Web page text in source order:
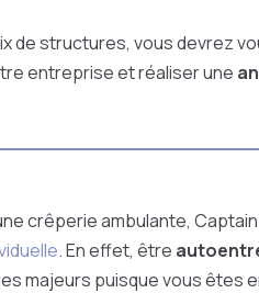
de structures, vous devrez
entreprise et réaliser une
crêperie ambulante,
. En effet, être
majeurs puisque vous êtes